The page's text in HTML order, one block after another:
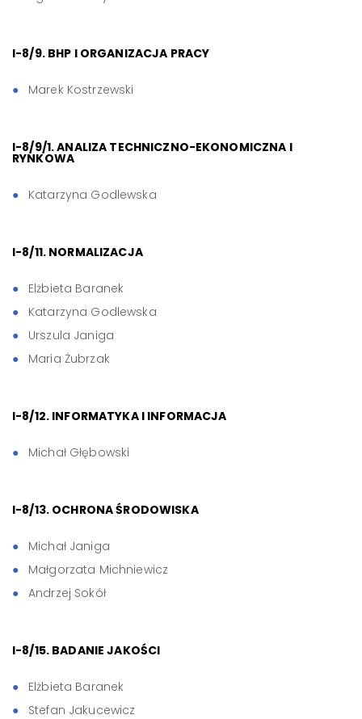
I-8/9. BHP I ORGANIZACJA PRACY
Marek Kostrzewski
I-8/9/1. ANALIZA TECHNICZNO-EKONOMICZNA I
RYNKOWA
Katarzyna Godlewska
I-8/11. NORMALIZACJA
Elżbieta Baranek
Katarzyna Godlewska
Urszula Janiga
Maria Żubrzak
I-8/12. INFORMATYKA I INFORMACJA
Michał Głębowski
I-8/13. OCHRONA ŚRODOWISKA
Michał Janiga
Małgorzata Michniewicz
Andrzej Sokół
I-8/15. BADANIE JAKOŚCI
Elżbieta Baranek
Stefan Jakucewicz